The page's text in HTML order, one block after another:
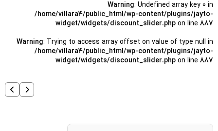
Warning: Undefined array key 0 in
/home/villara4/public_html/wp-content/plugins/jayto-
widget/widgets/discount_slider.php on line 887
Warning: Trying to access array offset on value of type null in
/home/villara4/public_html/wp-content/plugins/jayto-
widget/widgets/discount_slider.php on line 887